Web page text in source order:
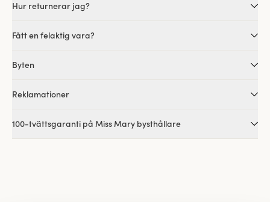
Hur returnerar jag?
Fått en felaktig vara?
Byten
Reklamationer
100-tvättsgaranti på Miss Mary bysthållare